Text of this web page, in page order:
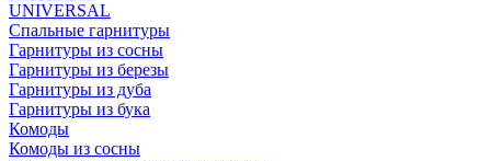
UNIVERSAL
Спальные гарнитуры
Гарнитуры из сосны
Гарнитуры из березы
Гарнитуры из дуба
Гарнитуры из бука
Комоды
Комоды из сосны